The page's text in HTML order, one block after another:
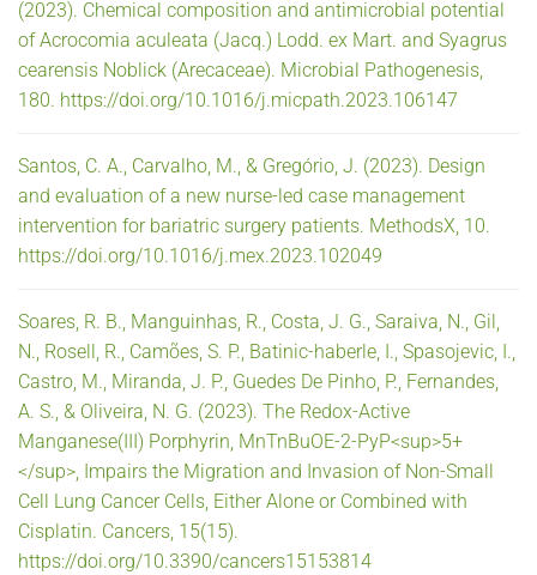
(2023). Chemical composition and antimicrobial potential
of Acrocomia aculeata (Jacq.) Lodd. ex Mart. and Syagrus
cearensis Noblick (Arecaceae). Microbial Pathogenesis,
180. https://doi.org/10.1016/j.micpath.2023.106147
Santos, C. A., Carvalho, M., & Gregório, J. (2023). Design
and evaluation of a new nurse-led case management
intervention for bariatric surgery patients. MethodsX, 10.
https://doi.org/10.1016/j.mex.2023.102049
Soares, R. B., Manguinhas, R., Costa, J. G., Saraiva, N., Gil,
N., Rosell, R., Camões, S. P., Batinic-haberle, I., Spasojevic, I.,
Castro, M., Miranda, J. P., Guedes De Pinho, P., Fernandes,
A. S., & Oliveira, N. G. (2023). The Redox-Active
Manganese(III) Porphyrin, MnTnBuOE-2-PyP<sup>5+
</sup>, Impairs the Migration and Invasion of Non-Small
Cell Lung Cancer Cells, Either Alone or Combined with
Cisplatin. Cancers, 15(15).
https://doi.org/10.3390/cancers15153814